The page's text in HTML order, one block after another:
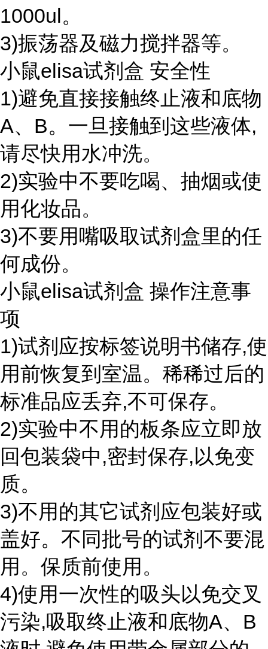
1000ul。
3)振荡器及磁力搅拌器等。
小鼠elisa试剂盒 安全性
1)避免直接接触终止液和底物
A、B。一旦接触到这些液体,
请尽快用水冲洗。
2)实验中不要吃喝、抽烟或使
用化妆品。
3)不要用嘴吸取试剂盒里的任
何成份。
小鼠elisa试剂盒 操作注意事
项
1)试剂应按标签说明书储存,使
用前恢复到室温。稀稀过后的
标准品应丢弃,不可保存。
2)实验中不用的板条应立即放
回包装袋中,密封保存,以免变
质。
3)不用的其它试剂应包装好或
盖好。不同批号的试剂不要混
用。保质前使用。
4)使用一次性的吸头以免交叉
污染,吸取终止液和底物A、B